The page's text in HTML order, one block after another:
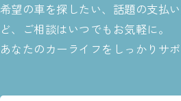
希望の車を探したい、話題の支払
ど、ご相談はいつでもお気軽に。
あなたのカーライフをしっかりサポ